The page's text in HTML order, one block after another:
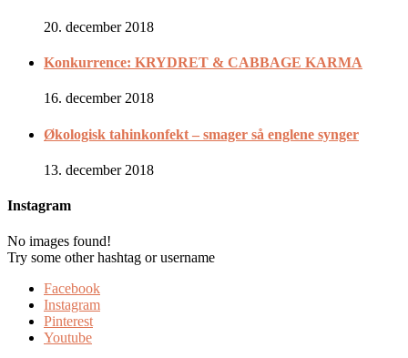
20. december 2018
Konkurrence: KRYDRET & CABBAGE KARMA
16. december 2018
Økologisk tahinkonfekt – smager så englene synger
13. december 2018
Instagram
No images found!
Try some other hashtag or username
Facebook
Instagram
Pinterest
Youtube